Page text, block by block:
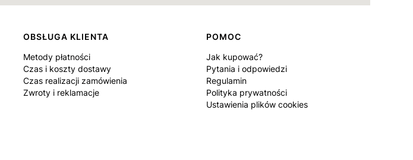
OBSŁUGA KLIENTA
Metody płatności
Czas i koszty dostawy
Czas realizacji zamówienia
Zwroty i reklamacje
POMOC
Jak kupować?
Pytania i odpowiedzi
Regulamin
Polityka prywatności
Ustawienia plików cookies